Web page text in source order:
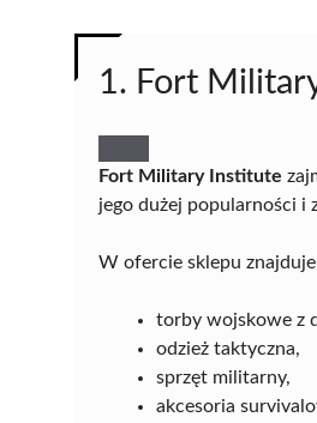
1. Fort
Fort Military Institute
jego dużej popularności i
W ofercie sklepu
torby wojskowe z
odzież taktyczna,
sprzęt militarny,
akcesoria